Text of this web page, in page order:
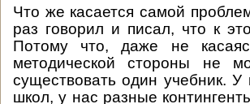
Что же касается самой
раз говорил и писал, что к
Потому что, даже не
методической стороны не
существовать один учебник.
школ, у нас разные